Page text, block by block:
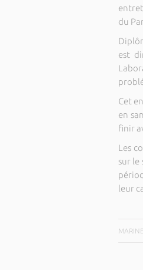
du
est
Cet
en
finir
Les
sur le
leur